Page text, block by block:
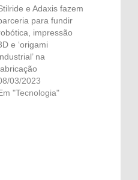
e Adaxis fazem
para fundir
impressão
e ‘origami
na
03/2023
"Tecnologia"